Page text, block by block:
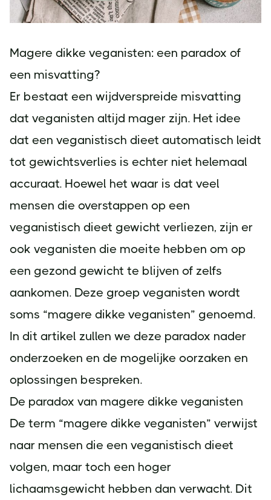
Magere dikke veganisten: een paradox of
een misvatting?
Er bestaat een wijdverspreide misvatting
dat veganisten altijd mager zijn. Het idee
dat een veganistisch dieet automatisch leidt
tot gewichtsverlies is echter niet helemaal
accuraat. Hoewel het waar is dat veel
mensen die overstappen op een
veganistisch dieet gewicht verliezen, zijn er
ook veganisten die moeite hebben om op
een gezond gewicht te blijven of zelfs
aankomen. Deze groep veganisten wordt
soms “magere dikke veganisten” genoemd.
In dit artikel zullen we deze paradox nader
onderzoeken en de mogelijke oorzaken en
oplossingen bespreken.
De paradox van magere dikke veganisten
De term “magere dikke veganisten” verwijst
naar mensen die een veganistisch dieet
volgen, maar toch een hoger
lichaamsgewicht hebben dan verwacht. Dit